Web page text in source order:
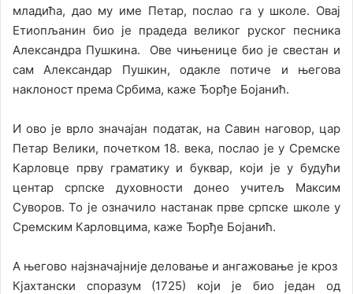
младића, дао му име Петар, послао га у школе. Овај
Етиопљанин био је прадеда великог руског песника
Александра Пушкина. Ове чињенице био је свестан и
сам Александар Пушкин, одакле потиче и његова
наклоност према Србима, каже Ђорђе Бојанић.
И ово је врло значајан податак, на Савин наговор, цар
Петар Велики, почетком 18. века, послао је у Сремске
Карловце прву граматику и буквар, који је у будући
центар српске духовности донео учитељ Максим
Суворов. То је означило настанак прве српске школе у
Сремским Карловцима, каже Ђорђе Бојанић.
А његово најзначајније деловање и ангажовање је кроз
Кјахтански споразум (1725) који је био један од